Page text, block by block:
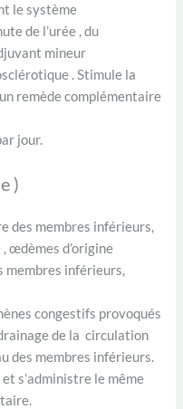
le système
de l’urée , du
mineur
. Stimule la
un remède complémentaire
jour.
)
des membres inférieurs,
œdèmes d’origine
membres inférieurs,
congestifs provoqués
de la circulation
des membres inférieurs.
et s’administre le même